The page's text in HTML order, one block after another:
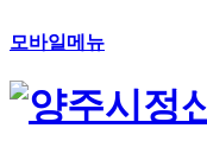
모바일메뉴